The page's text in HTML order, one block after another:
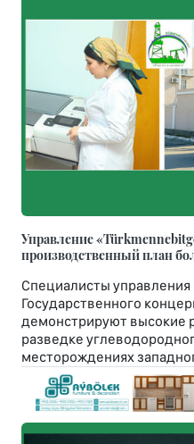
Управление
производственный план
Специалисты
Государственного
демонстрируют высокие
разведке
месторождениях